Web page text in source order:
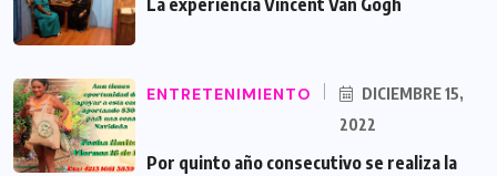
ENTRETENIMIENTO
DICIEMBRE 15,
2022
Por quinto año consecutivo se realiza la